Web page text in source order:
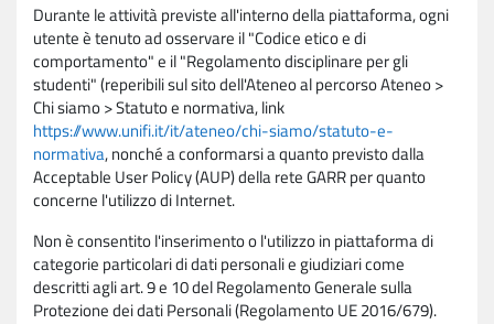
Durante le attività previste all'interno della piattaforma, ogni
utente è tenuto ad osservare il "Codice etico e di
comportamento" e il "Regolamento disciplinare per gli
studenti" (reperibili sul sito dell'Ateneo al percorso Ateneo >
Chi siamo > Statuto e normativa, link
https://www.unifi.it/it/ateneo/chi-siamo/statuto-e-
normativa, nonché a conformarsi a quanto previsto dalla
Acceptable User Policy (AUP) della rete GARR per quanto
concerne l'utilizzo di Internet.
Non è consentito l'inserimento o l'utilizzo in piattaforma di
categorie particolari di dati personali e giudiziari come
descritti agli art. 9 e 10 del Regolamento Generale sulla
Protezione dei dati Personali (Regolamento UE 2016/679).